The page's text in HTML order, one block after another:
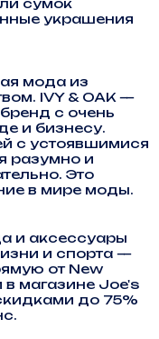
украшения
мода из
IVY & OAK —
с очень
и бизнесу.
с устоявшимися
разумно и
Это
в мире моды.
и аксессуары
и спорта —
от New
магазине Joe's
до 75%